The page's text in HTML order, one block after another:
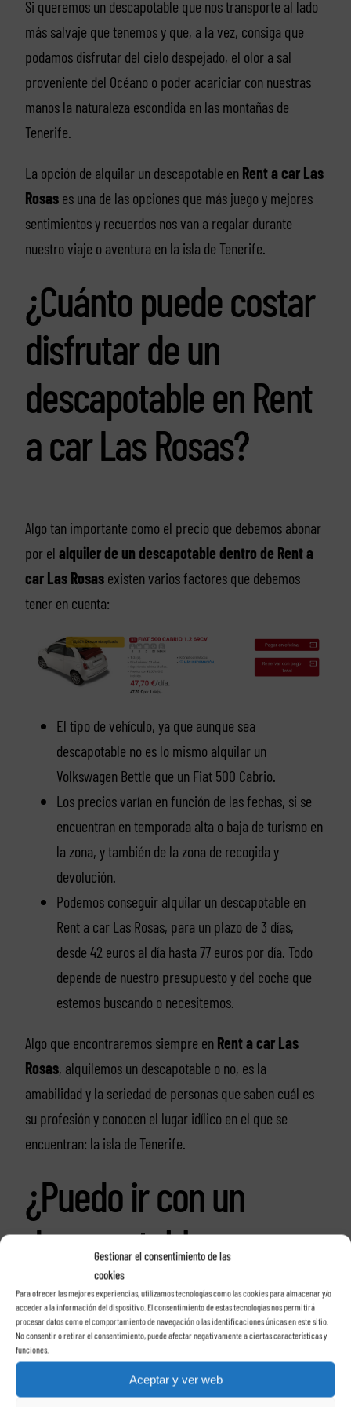
Gestionar el consentimiento de las
cookies
Para ofrecer las mejores experiencias, utilizamos tecnologías como las cookies para almacenar y/o
acceder a la información del dispositivo. El consentimiento de estas tecnologías nos permitirá
procesar datos como el comportamiento de navegación o las identificaciones únicas en este sitio.
No consentir o retirar el consentimiento, puede afectar negativamente a ciertas características y
funciones.
Aceptar y ver web
Si queremos un descapotable que nos transporte al lado
más salvaje que tenemos y que, a la vez, consiga que
podamos disfrutar del cielo despejado, el olor a sal
proveniente del Océano o poder acariciar con nuestras
manos la naturaleza escondida en las montañas de
Tenerife.
La opción de alquilar un descapotable en Rent a car Las
Rosases una de las opciones que más juego y mejores
sentimientos y recuerdos nos van a regalar durante
nuestro viaje o aventura en la isla de Tenerife.
¿Cuánto puede costar
disfrutar de un
descapotable en Rent
a car Las Rosas?
Algo tan importante como el precio que debemos abonar
por el alquiler de un descapotable dentro de Rent a
car Las Rosasexisten varios factores que debemos
tener en cuenta:
El tipo de vehículo, ya que aunque sea
descapotable no es lo mismo alquilar un
Volkswagen Bettle que un Fiat 500 Cabrio.
Los precios varían en función de las fechas, si se
encuentran en temporada alta o baja de turismo en
la zona, y también de la zona de recogida y
devolución.
Podemos conseguir alquilar un descapotable en
Rent a car Las Rosas, para un plazo de 3 días,
desde 42 euros al día hasta 77 euros por día. Todo
depende de nuestro presupuesto y del coche que
estemos buscando o necesitemos.
Algo que encontraremos siempre en Rent a car Las
Rosas, alquilemos un descapotable o no, es la
amabilidad y la seriedad de personas que saben cuál es
su profesión y conocen el lugar idílico en el que se
encuentran: la isla de Tenerife.
¿Puedo ir con un
descapotable por
todos los lugares de
Tenerife?